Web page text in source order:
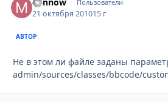
Пользователи
21 октября 201015 г
АВТОР
Не в этом ли файле заданы
admin/sources/classes/bbcode/